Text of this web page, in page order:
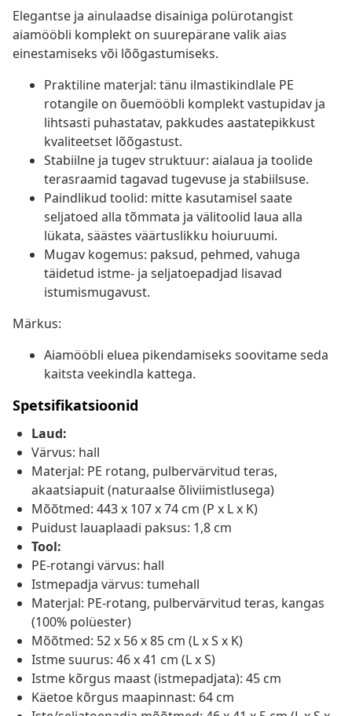
Elegantse ja ainulaadse disainiga polürotangist
aiamööbli komplekt on suurepärane valik aias
einestamiseks või lõõgastumiseks.
Praktiline materjal: tänu ilmastikindlale PE
rotangile on õuemööbli komplekt vastupidav ja
lihtsasti puhastatav, pakkudes aastatepikkust
kvaliteetset lõõgastust.
Stabiilne ja tugev struktuur: aialaua ja toolide
terasraamid tagavad tugevuse ja stabiilsuse.
Paindlikud toolid: mitte kasutamisel saate
seljatoed alla tõmmata ja välitoolid laua alla
lükata, säästes väärtuslikku hoiuruumi.
Mugav kogemus: paksud, pehmed, vahuga
täidetud istme- ja seljatoepadjad lisavad
istumismugavust.
Märkus:
Aiamööbli eluea pikendamiseks soovitame seda
kaitsta veekindla kattega.
Spetsifikatsioonid
Laud:
Värvus: hall
Materjal: PE rotang, pulbervärvitud teras,
akaatsiapuit (naturaalse õliviimistlusega)
Mõõtmed: 443 x 107 x 74 cm (P x L x K)
Puidust lauaplaadi paksus: 1,8 cm
Tool:
PE-rotangi värvus: hall
Istmepadja värvus: tumehall
Materjal: PE-rotang, pulbervärvitud teras, kangas
(100% polüester)
Mõõtmed: 52 x 56 x 85 cm (L x S x K)
Istme suurus: 46 x 41 cm (L x S)
Istme kõrgus maast (istmepadjata): 45 cm
Käetoe kõrgus maapinnast: 64 cm